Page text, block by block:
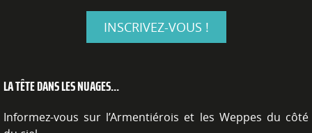
INSCRIVEZ-VOUS !
LA TÊTE DANS LES NUAGES...
Informez-vous sur l’Armentiérois et les Weppes du côté